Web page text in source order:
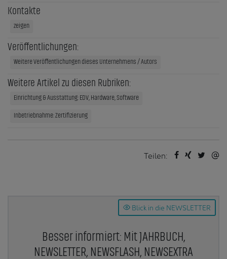
Kontakte
zeigen
Veröffentlichungen:
Weitere Veröffentlichungen dieses Unternehmens / Autors
Weitere Artikel zu diesen Rubriken:
Einrichtung & Ausstattung: EDV, Hardware, Software
Inbetriebnahme: Zertifizierung
Teilen:
Blick in die NEWSLETTER
Besser informiert: Mit JAHRBUCH,
NEWSLETTER, NEWSFLASH, NEWSEXTRA